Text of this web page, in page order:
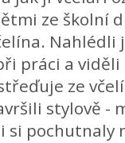
ze školní
Nahlédli
práci a
ze
stylově -
si pochutnaly